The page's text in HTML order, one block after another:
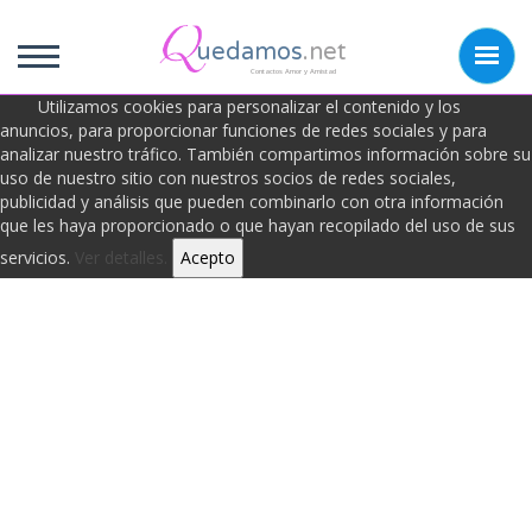
uedamos.net
Contactos Amor y Amistad
Utilizamos cookies para personalizar el contenido y los
anuncios, para proporcionar funciones de redes sociales y para
analizar nuestro tráfico. También compartimos información sobre su
uso de nuestro sitio con nuestros socios de redes sociales,
publicidad y análisis que pueden combinarlo con otra información
que les haya proporcionado o que hayan recopilado del uso de sus
servicios.
Ver detalles. Acepto
Frases de Hablar